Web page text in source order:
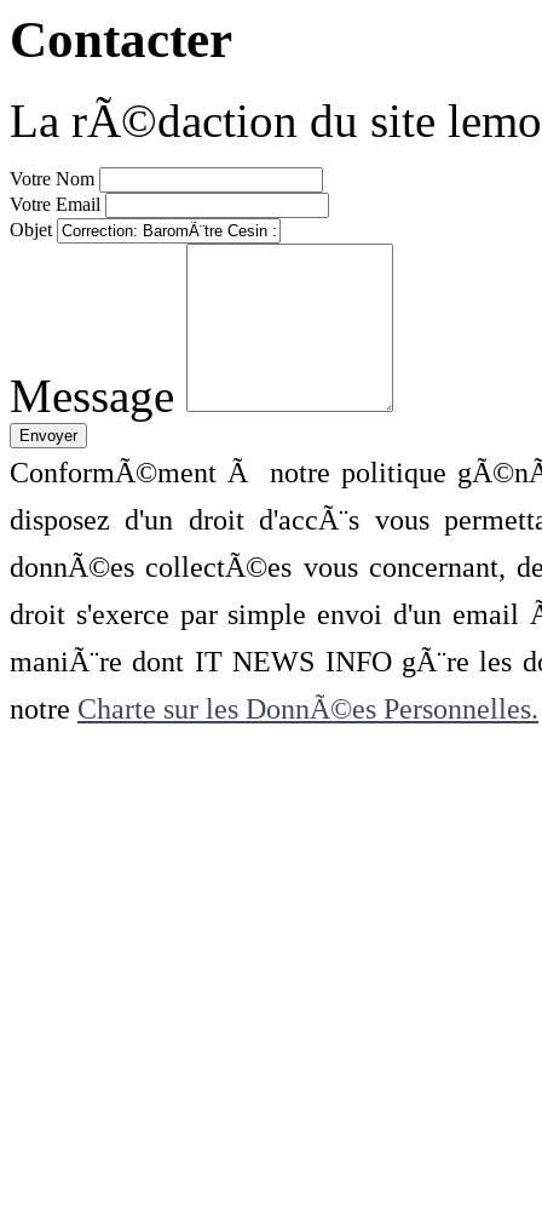
Contacter
La rÃ©daction du site
Votre Nom
Votre Email
Objet
Message
ConformÃ©ment Ã notre politique
disposez d'un droit d'accÃ¨s vous
donnÃ©es collectÃ©es vous concernant,
droit s'exerce par simple envoi d'un
maniÃ¨re dont IT NEWS INFO gÃ¨re les
notre Charte sur les DonnÃ©es Personnelles.